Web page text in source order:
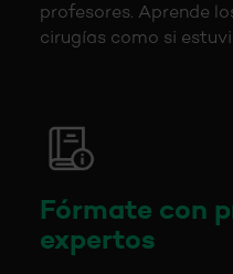
profesores. Aprende
cirugías como si
Fórmate con
expertos